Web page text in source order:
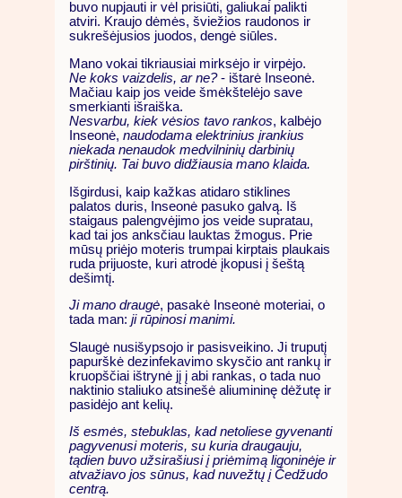
buvo nupjauti ir vėl prisiūti, galiukai palikti
atviri. Kraujo dėmės, šviežios raudonos ir
sukrešėjusios juodos, dengė siūles.
Mano vokai tikriausiai mirksėjo ir virpėjo.
Ne koks vaizdelis, ar ne?- ištarė Inseonė.
Mačiau kaip jos veide šmėkštelėjo save
smerkianti išraiška.
Nesvarbu, kiek vėsios tavo rankos, kalbėjo
Inseonė, naudodama elektrinius įrankius
niekada nenaudok medvilninių darbinių
pirštinių. Tai buvo didžiausia mano klaida.
Išgirdusi, kaip kažkas atidaro stiklines
palatos duris, Inseonė pasuko galvą. Iš
staigaus palengvėjimo jos veide supratau,
kad tai jos anksčiau lauktas žmogus. Prie
mūsų priėjo moteris trumpai kirptais plaukais
ruda prijuoste, kuri atrodė įkopusi į šeštą
dešimtį.
Ji mano draugė, pasakė Inseonė moteriai, o
tada man: ji rūpinosi manimi.
Slaugė nusišypsojo ir pasisveikino. Ji truputį
papurškė dezinfekavimo skysčio ant rankų ir
kruopščiai ištrynė jį į abi rankas, o tada nuo
naktinio staliuko atsinešė aliumininę dėžutę ir
pasidėjo ant kelių.
Iš esmės, stebuklas, kad netoliese gyvenanti
pagyvenusi moteris, su kuria draugauju,
tądien buvo užsirašiusi į priėmimą ligoninėje ir
atvažiavo jos sūnus, kad nuvežtų į Čedžudo
centrą.